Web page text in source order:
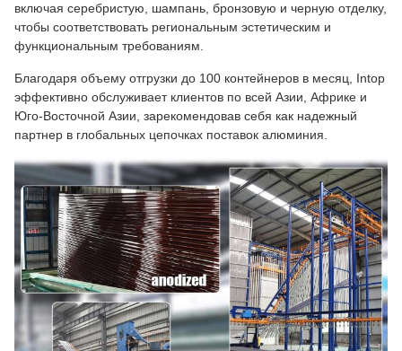
включая серебристую, шампань, бронзовую и черную отделку,
чтобы соответствовать региональным эстетическим и
функциональным требованиям.
Благодаря объему отгрузки до 100 контейнеров в месяц, Intop
эффективно обслуживает клиентов по всей Азии, Африке и
Юго-Восточной Азии, зарекомендовав себя как надежный
партнер в глобальных цепочках поставок алюминия.